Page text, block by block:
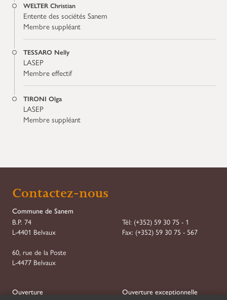
WELTER Christian
Entente des sociétés Sanem
Membre suppléant
TESSARO Nelly
LASEP
Membre effectif
TIRONI Olga
LASEP
Membre suppléant
Contactez-nous
Commune de Sanem
B.P. 74
L-4401 Belvaux
60, rue de la Poste
L-4477 Belvaux
Tél: (+352) 59 30 75 - 1
Fax: (+352) 59 30 75 - 567
Ouverture
Ouverture exceptionnelle